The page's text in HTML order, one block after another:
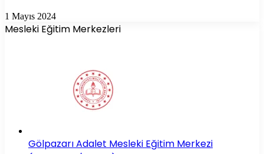
1 Mayıs 2024
Mesleki Eğitim Merkezleri
Gölpazarı Adalet Mesleki Eğitim Merkezi